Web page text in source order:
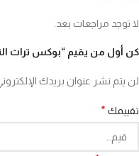
لا توجد مراجعات بعد.
كن أول من يقيم “بوكس تراث
لن يتم نشر عنوان بريدك
تقييمك *